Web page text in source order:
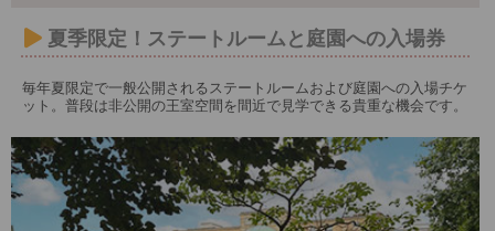
夏季限定！ステートルームと庭園への入場券
毎年夏限定で一般公開されるステートルームおよび庭園への入場チケ
ット。普段は非公開の王室空間を間近で見学できる貴重な機会です。